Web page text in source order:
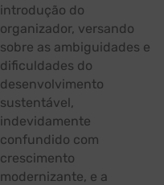
introdução do
organizador, versando
sobre as ambiguidades e
dificuldades do
desenvolvimento
sustentável,
indevidamente
confundido com
crescimento
modernizante, e a